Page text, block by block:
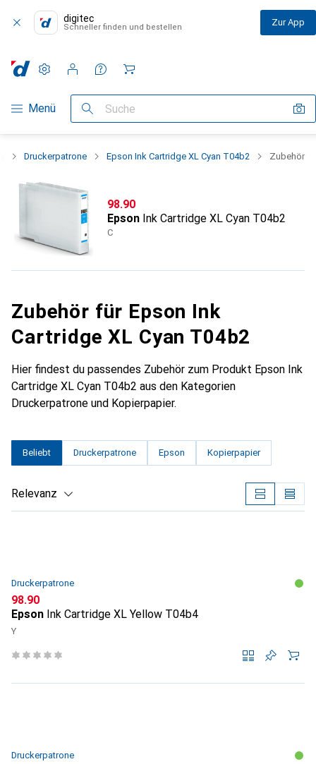
digitec
Schneller finden und bestellen Zur App
Navigation nach Kategorien
Menü Suche
Einstellungen
Kundenkonto
Vergleichslisten
Merklisten
Warenkorb
Druckerpatrone Epson Ink Cartridge XL Cyan T04b2 Zubehör
CHF
98.90
Epson Ink Cartridge XL Cyan T04b2
C
Zubehör für Epson Ink
Cartridge XL Cyan T04b2
Hier findest du passendes Zubehör zum Produkt Epson Ink
Cartridge XL Cyan T04b2 aus den Kategorien
Druckerpatrone und Kopierpapier.
Beliebt Druckerpatrone Epson Kopierpapier
Relevanz
Druckerpatrone
CHF
98.90
Epson Ink Cartridge XL Yellow T04b4
Y
Druckerpatrone